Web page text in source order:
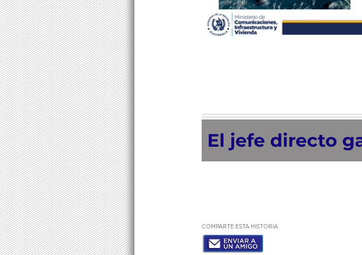
COMPARTE ESTA HISTORIA